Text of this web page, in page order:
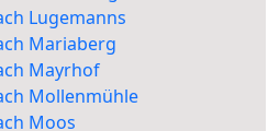
Lugemanns
Mariaberg
Mayrhof
Mollenmühle
Moos